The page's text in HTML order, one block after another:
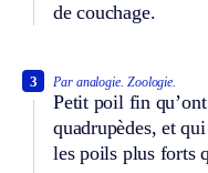
de couchage.
Par analogie. Zoologie.
Petit poil fin
quadrupèdes, et
les poils plus forts
3